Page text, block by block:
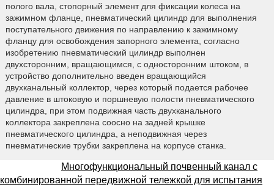
полого вала, стопорный элемент для фиксации колеса на
зажимном фланце, пневматический цилиндр для выполнения
поступательного движения по направлению к зажимному
фланцу для освобождения запорного элемента, согласно
изобретению пневматический цилиндр выполнен
двухсторонним, вращающимся, с односторонним штоком, в
устройство дополнительно введен вращающийся
двухканальный коллектор, через который подается рабочее
давление в штоковую и поршневую полости пневматического
цилиндра, при этом подвижная часть двухканального
коллектора закреплена соосно на задней крышке
пневматического цилиндра, а неподвижная через
пневматические трубки закреплена на корпусе станка.
Многофункциональный почвенный канал с
комбинированной передвижной тележкой для испытания